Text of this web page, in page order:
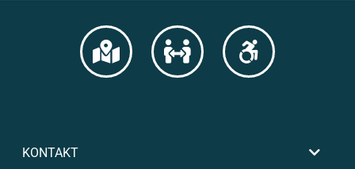
KONTAKT